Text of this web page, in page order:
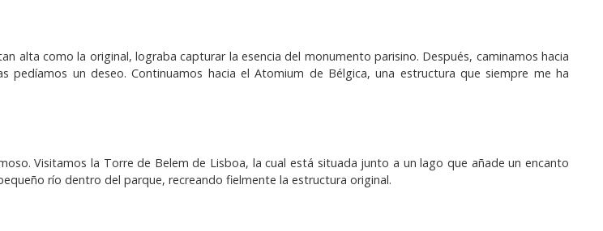
alta como la original, lograba capturar la esencia del monumento parisino. Después, caminamos hacia
un deseo. Continuamos hacia el Atomium de Bélgica, una estructura que siempre me ha
Visitamos la Torre de Belem de Lisboa, la cual está situada junto a un lago que añade un encanto
río dentro del parque, recreando fielmente la estructura original.